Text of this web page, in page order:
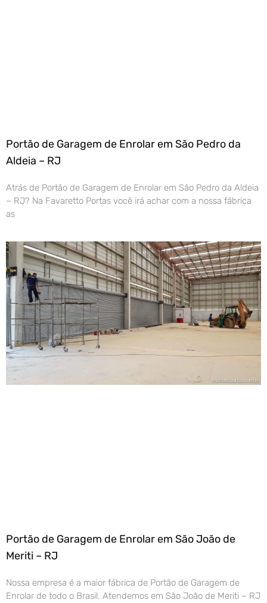
Portão de Garagem de Enrolar em São Pedro da
Aldeia – RJ
Atrás de Portão de Garagem de Enrolar em São Pedro da Aldeia
– RJ? Na Favaretto Portas você irá achar com a nossa fábrica
as
Portão de Garagem de Enrolar em São João de
Meriti – RJ
Nossa empresa é a maior fábrica de Portão de Garagem de
Enrolar de todo o Brasil. Atendemos em São João de Meriti – RJ